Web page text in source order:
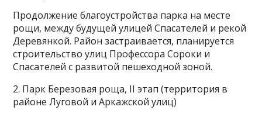
Продолжение благоустройства парка на месте
рощи, между будущей улицей Спасателей и рекой
Деревянкой. Район застраивается, планируется
строительство улиц Профессора Сороки и
Спасателей с развитой пешеходной зоной.
2. Парк Березовая роща, II этап (территория в
районе Луговой и Аркажской улиц)